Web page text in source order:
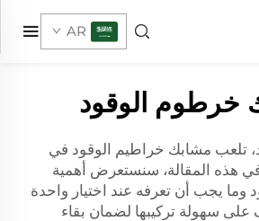
AR
خرطوم الوقود
تلعب مشابك خراطيم الوقود في
في هذه المقالة، سنستعرض أهمية
وما يجب أن تعرفه عند اختيار واحدة
سهولة تركيبها لضمان بقاء